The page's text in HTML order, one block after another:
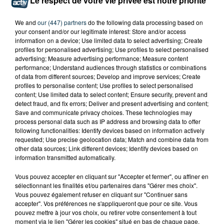
TITRES DIFFUSÉS
We and our (447) partnersdo the following data processing based on
your consent and/or our legitimate interest: Store and/or access
information on a device; Use limited data to select advertising; Create
profiles for personalised advertising; Use profiles to select personalised
advertising; Measure advertising performance; Measure content
performance; Understand audiences through statistics or combinations
of data from different sources; Develop and improve services; Create
profiles to personalise content; Use profiles to select personalised
content; Use limited data to select content; Ensure security, prevent and
detect fraud, and fix errors; Deliver and present advertising and content;
Save and communicate privacy choices. These technologies may
process personal data such as IP address and browsing data to offer
following functionalities: Identify devices based on information actively
requested; Use precise geolocation data; Match and combine data from
other data sources; Link different devices; Identify devices based on
information transmitted automatically.
Vous pouvez accepter en cliquant sur "Accepter et fermer", ou affiner en
sélectionnant les finalités et/ou partenaires dans "Gérer mes choix".
Vous pouvez également refuser en cliquant sur "Continuer sans
accepter". Vos préférences ne s'appliqueront que pour ce site. Vous
pouvez mettre à jour vos choix, ou retirer votre consentement à tout
moment via le lien "Gérer les cookies" situé en bas de chaque page.